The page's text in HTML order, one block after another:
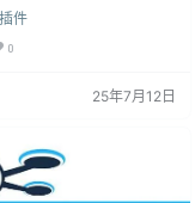
库，可用于生成逼真的
。通过资产管理器，您可
高清准备就绪的纹理导入
真实感。 《Gobos Light T
用于在场景中生成逼真的
无论是静态的固定…
件
0
25年7月12日